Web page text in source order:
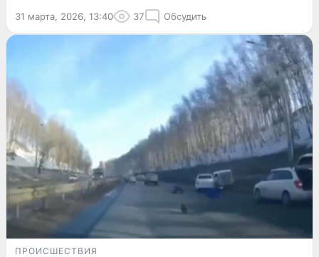
31 марта, 2026, 13:40 37 Обсудить
ПРОИСШЕСТВИЯ